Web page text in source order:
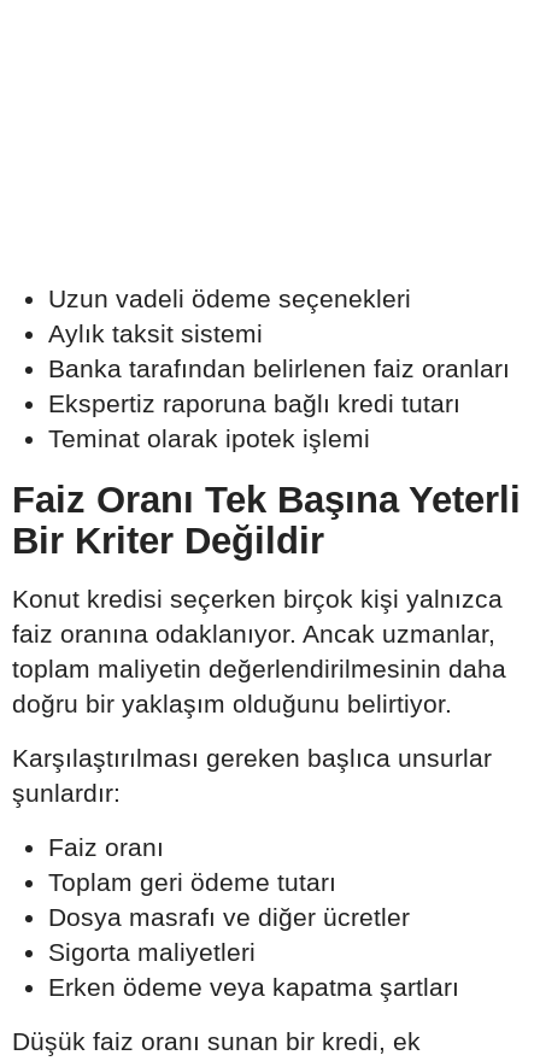
Uzun vadeli ödeme seçenekleri
Aylık taksit sistemi
Banka tarafından belirlenen faiz oranları
Ekspertiz raporuna bağlı kredi tutarı
Teminat olarak ipotek işlemi
Faiz Oranı Tek Başına Yeterli
Bir Kriter Değildir
Konut kredisi seçerken birçok kişi yalnızca
faiz oranına odaklanıyor. Ancak uzmanlar,
toplam maliyetin değerlendirilmesinin daha
doğru bir yaklaşım olduğunu belirtiyor.
Karşılaştırılması gereken başlıca unsurlar
şunlardır:
Faiz oranı
Toplam geri ödeme tutarı
Dosya masrafı ve diğer ücretler
Sigorta maliyetleri
Erken ödeme veya kapatma şartları
Düşük faiz oranı sunan bir kredi, ek